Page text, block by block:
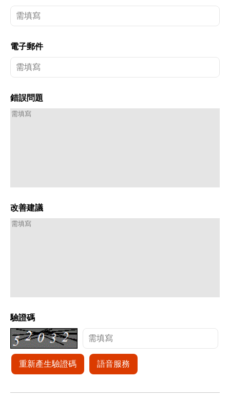
電子郵件
錯誤問題
改善建議
驗證碼
重新產生驗證碼 語音服務